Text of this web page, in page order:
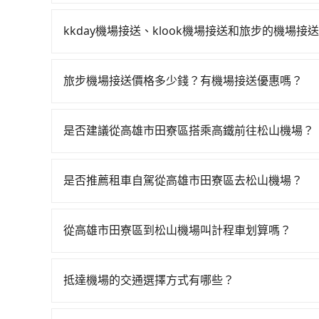
後，勢必需要空車返回，這也是叫計程車送機費
預約機場接送，以免承擔不必要的風險。
kkday機場接送、klook機場接送和旅步的機場接
策，相較之下，KKday和Klook僅為仲介平台，是
旅步機場接送價格多少錢？有機場接送優惠嗎？
步提供透明的價格試算，沒有隱藏費用。此外，
是否建議從高雄市田寮區搭乘高鐵前往松山機場？
一天最多有75班次高鐵可搭乘。假設從高雄市田
排班的計程車，搭上小黃後約花17分鐘、車費
約120元的交通費，所以對於不是這麼趕時間的
是否推薦租車自駕從高雄市田寮區去松山機場？
市區租車，也不想花6,595元叫計程車前往松山機
從高雄市田寮區到松山機場叫計程車划算嗎？
算，價格約為6,595~7,900元間，但如改預約
抵達機場的交通選擇方式有哪些？